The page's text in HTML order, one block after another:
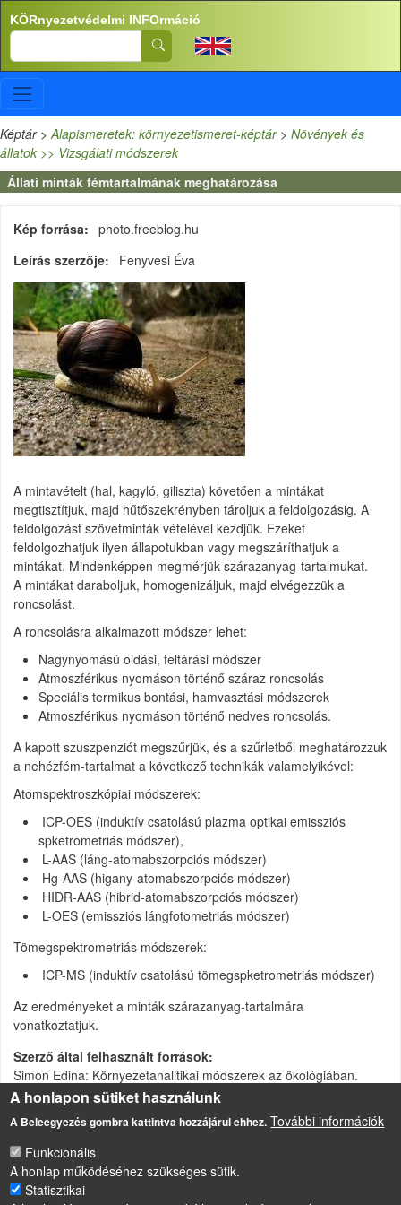
Ugrás a tartalomra
KÖRnyezetvédelmi INFOrmáció
Search
Képtár>Alapismeretek: környezetismeret-képtár> Növények és
állatok >> Vizsgálati módszerek
Állati minták fémtartalmának meghatározása
Kép forrása
photo.freeblog.hu
Leírás szerzője
Fenyvesi Éva
A mintavételt (hal, kagyló, giliszta) követően a mintákat
megtisztítjuk, majd hűtőszekrényben tároljuk a feldolgozásig. A
feldolgozást szövetminták vételével kezdjük. Ezeket
feldolgozhatjuk ilyen állapotukban vagy megszáríthatjuk a
mintákat. Mindenképpen megmérjük szárazanyag-tartalmukat.
A mintákat daraboljuk, homogenizáljuk, majd elvégezzük a
roncsolást.
A roncsolásra alkalmazott módszer lehet:
Nagynyomású oldási, feltárási módszer
Atmoszférikus nyomáson történő száraz roncsolás
Speciális termikus bontási, hamvasztási módszerek
Atmoszférikus nyomáson történő nedves roncsolás.
A kapott szuszpenziót megszűrjük, és a szűrletből meghatározzuk
a nehézfém-tartalmat a következő technikák valamelyikével:
Atomspektroszkópiai módszerek:
ICP-OES (induktív csatolású plazma optikai emissziós
spketrometriás módszer),
L-AAS (láng-atomabszorpciós módszer)
Hg-AAS (higany-atomabszorpciós módszer)
HIDR-AAS (hibrid-atomabszorpciós módszer)
L-OES (emissziós lángfotometriás módszer)
Tömegspektrometriás módszerek:
ICP-MS (induktív csatolású tömegspketrometriás módszer)
Az eredményeket a minták szárazanyag-tartalmára
vonatkoztatjuk.
Szerző által felhasznált források
Simon Edina: Környezetanalitikai módszerek az ökológiában.
http://ecology.science.unideb. hu/files/05-kornyezetanalitika.pdf
Növények és állatok >> Vizsgálati módszerek
LÁBLÉC
A honlapon sütiket használunk
A Beleegyezés gombra kattintva hozzájárul ehhez. További információk
Funkcionális
A honlap működéséhez szükséges sütik.
Statisztikai